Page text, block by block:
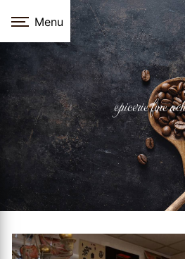
Panneau de gestion des cookies
Menu
epicerie fine